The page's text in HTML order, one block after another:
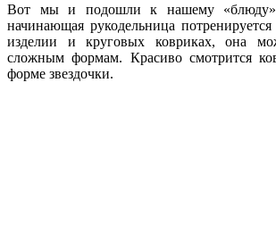
Вот мы и подошли к нашему
начинающая рукодельница
изделии и круговых ковриках, она
сложным формам. Красиво смотрится
форме звездочки.